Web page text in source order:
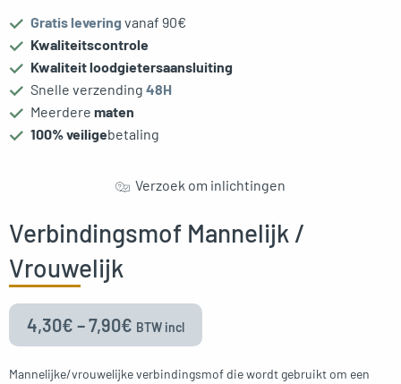
Gratis levering vanaf 90€
Kwaliteitscontrole
Kwaliteit loodgietersaansluiting
Snelle verzending 48H
Meerdere maten
100% veiligebetaling
Verzoek om inlichtingen
Verbindingsmof Mannelijk /
Vrouwelijk
4,30€ –7,90€ BTW incl
Mannelijke/vrouwelijke verbindingsmof die wordt gebruikt om een
menu
menu
menu